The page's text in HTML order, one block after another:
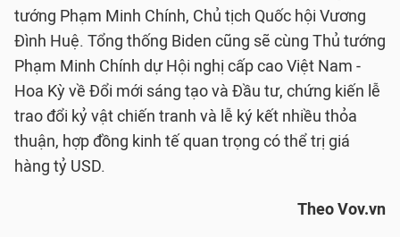
tướng Phạm Minh Chính, Chủ tịch Quốc hội Vương
Đình Huệ. Tổng thống Biden cũng sẽ cùng Thủ tướng
Phạm Minh Chính dự Hội nghị cấp cao Việt Nam -
Hoa Kỳ về Đổi mới sáng tạo và Đầu tư, chứng kiến lễ
trao đổi kỷ vật chiến tranh và lễ ký kết nhiều thỏa
thuận, hợp đồng kinh tế quan trọng có thể trị giá
hàng tỷ USD.
Theo Vov.vn